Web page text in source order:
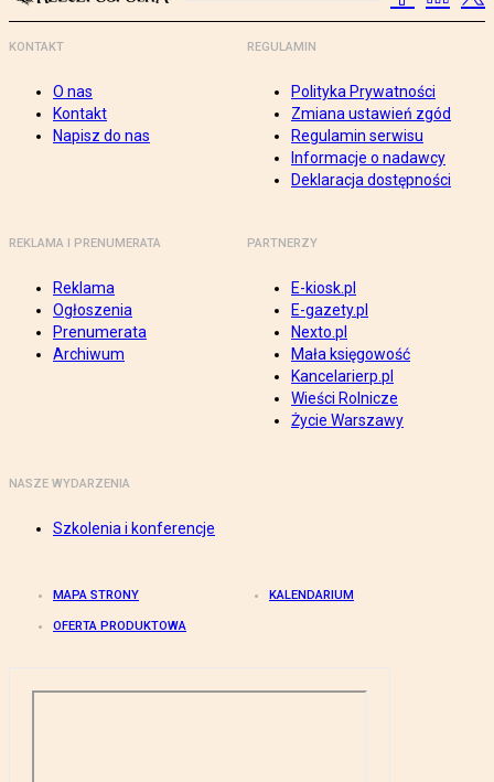
KONTAKT
O nas
Kontakt
Napisz do nas
REGULAMIN
Polityka Prywatności
Zmiana ustawień zgód
Regulamin serwisu
Informacje o nadawcy
Deklaracja dostępności
REKLAMA I PRENUMERATA
Reklama
Ogłoszenia
Prenumerata
Archiwum
PARTNERZY
E-kiosk.pl
E-gazety.pl
Nexto.pl
Mała księgowość
Kancelarierp.pl
Wieści Rolnicze
Życie Warszawy
NASZE WYDARZENIA
Szkolenia i konferencje
MAPA STRONY KALENDARIUM
OFERTA PRODUKTOWA